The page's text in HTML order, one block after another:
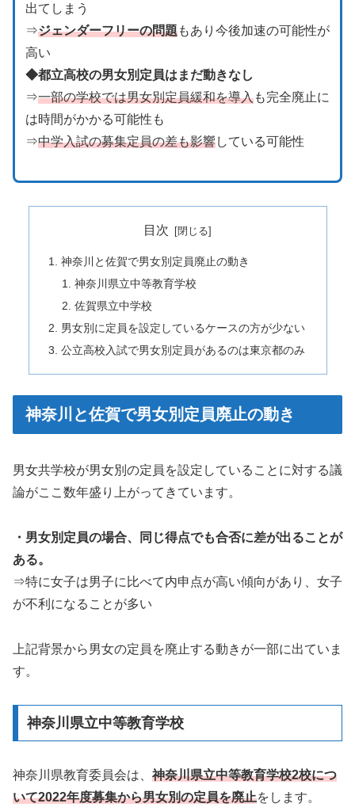
出てしまう
⇒ジェンダーフリーの問題もあり今後加速の可能性が
高い
◆都立高校の男女別定員はまだ動きなし
⇒一部の学校では男女別定員緩和を導入も完全廃止に
は時間がかかる可能性も
⇒中学入試の募集定員の差も影響している可能性
目次
神奈川と佐賀で男女別定員廃止の動き
神奈川県立中等教育学校
佐賀県立中学校
男女別に定員を設定しているケースの方が少ない
公立高校入試で男女別定員があるのは東京都のみ
神奈川と佐賀で男女別定員廃止の動き
男女共学校が男女別の定員を設定していることに対する議
論がここ数年盛り上がってきています。
・男女別定員の場合、同じ得点でも合否に差が出ることが
ある。
⇒特に女子は男子に比べて内申点が高い傾向があり、女子
が不利になることが多い
上記背景から男女の定員を廃止する動きが一部に出ていま
す。
神奈川県立中等教育学校
神奈川県教育委員会は、 神奈川県立中等教育学校2校につ
いて2022年度募集から男女別の定員を廃止をします。